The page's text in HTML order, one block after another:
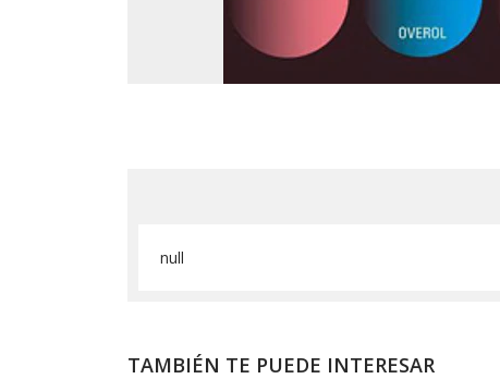
null
TAMBIÉN TE PUEDE INTERESAR